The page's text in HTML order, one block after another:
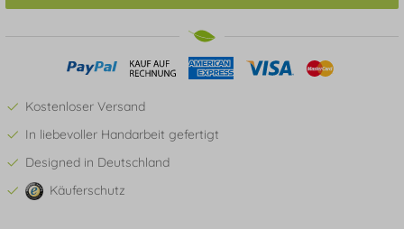
Kostenloser Versand
In liebevoller Handarbeit gefertigt
Designed in Deutschland
Käuferschutz